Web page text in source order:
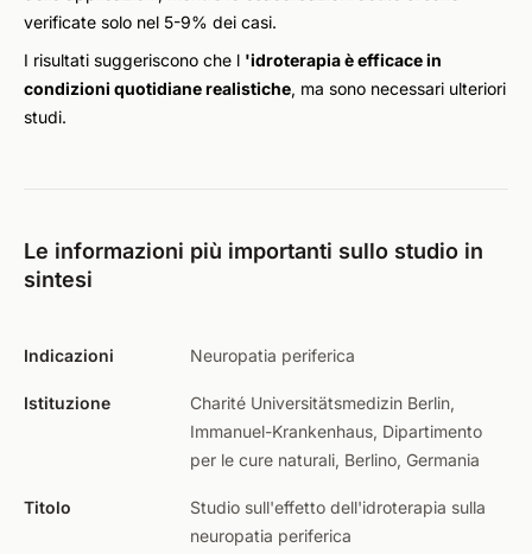
verificate solo nel 5-9% dei casi.
I risultati suggeriscono che l 'idroterapia è efficace in
condizioni quotidiane realistiche, ma sono necessari ulteriori
studi.
Le informazioni più importanti sullo studio in
sintesi
Indicazioni Neuropatia periferica
Istituzione
Charité Universitätsmedizin Berlin,
Immanuel-Krankenhaus, Dipartimento
per le cure naturali, Berlino, Germania
Titolo
Studio sull'effetto dell'idroterapia sulla
neuropatia periferica